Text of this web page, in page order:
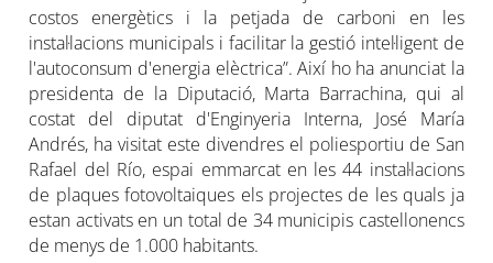
costos energètics i la petjada de carboni en les
instal·lacions municipals i facilitar la gestió intel·ligent de
l'autoconsum d'energia elèctrica”. Així ho ha anunciat la
presidenta de la Diputació, Marta Barrachina, qui al
costat del diputat d'Enginyeria Interna, José María
Andrés, ha visitat este divendres el poliesportiu de San
Rafael del Río, espai emmarcat en les 44 instal·lacions
de plaques fotovoltaiques els projectes de les quals ja
estan activats en un total de 34 municipis castellonencs
de menys de 1.000 habitants.